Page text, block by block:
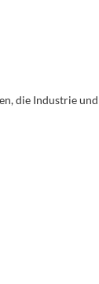
die Industrie